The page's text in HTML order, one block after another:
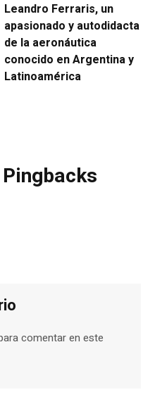
Leandro Ferraris, un
apasionado y autodidacta
de la aeronáutica
conocido en Argentina y
Latinoamérica
comentar en este